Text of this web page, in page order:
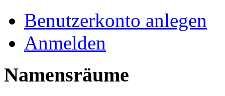
Benutzerkonto anlegen
Anmelden
Namensräume